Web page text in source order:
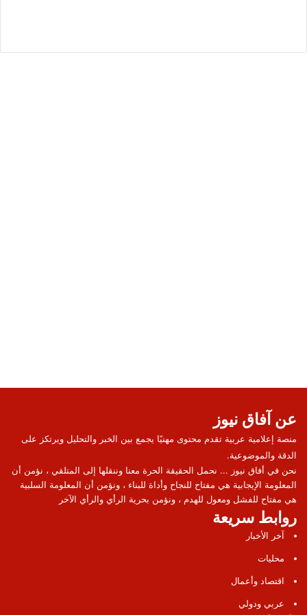
عن آفاق نيوز
منصة إعلامية عربية تقدم محتوى مهنيًا يجمع بين الخبر والتحليل ويرتكز على
الدقة والموضوعية.
نحن في أفاق نيوز ... نحمل الحقيقة الحرة معنا وننقلها إلى المتلقي ، نؤمن أن
المعلومة الإيجابية هي مفتاح للنجاح وأداة للبناء ، ونؤمن أن المعلومة السلبية
هي مفتاح للفشل ومعول للهدم ، ونؤمن بحرية الرأي والرأي الآخر
روابط سريعة
آخر الأخبار
محليات
اقتصاد وأعمال
عربي ودولي